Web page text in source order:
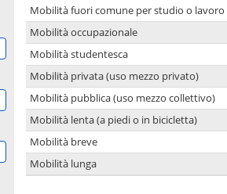
Mobilità fuori comune per studio o lavoro
Mobilità occupazionale
Mobilità studentesca
Mobilità privata (uso mezzo privato)
Mobilità pubblica (uso mezzo collettivo)
Mobilità lenta (a piedi o in bicicletta)
Mobilità breve
Mobilità lunga